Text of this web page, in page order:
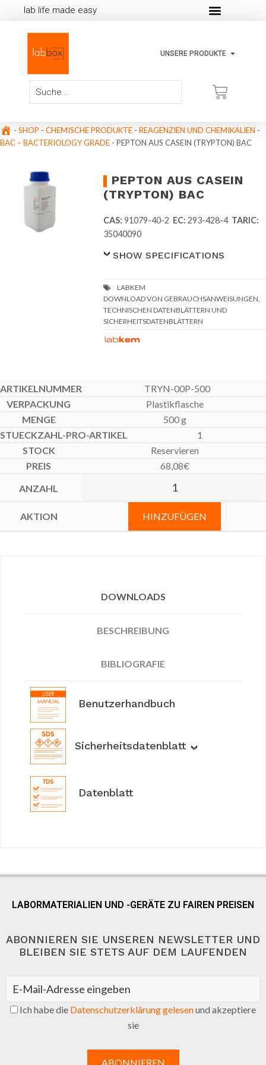
lab life made easy
UNSERE PRODUKTE
- SHOP - CHEMISCHE PRODUKTE - REAGENZIEN UND CHEMIKALIEN -
BAC – BACTERIOLOGY GRADE - PEPTON AUS CASEIN (TRYPTON) BAC
PEPTON AUS CASEIN
(TRYPTON) BAC
CAS:91079-40-2 EC:293-428-4 TARIC:
35040090
SHOW SPECIFICATIONS
DOWNLOAD VON GEBRAUCHSANWEISUNGEN,
TECHNISCHEN DATENBLÄTTERN UND
SICHERHEITSDATENBLÄTTERN
TRYN-00P-500
Plastikflasche
500 g
1
Reservieren
68,08€
HINZUFÜGEN
DOWNLOADS
BESCHREIBUNG
BIBLIOGRAFIE
Benutzerhandbuch
Sicherheitsdatenblatt
Datenblatt
LABORMATERIALIEN UND -GERÄTE ZU FAIREN PREISEN
ABONNIEREN SIE UNSEREN NEWSLETTER UND
BLEIBEN SIE STETS AUF DEM LAUFENDEN
Ich habe die Datenschutzerklärung gelesenund akzeptiere
sie